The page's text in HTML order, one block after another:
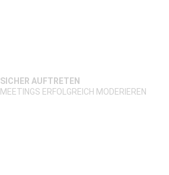
SICHER AUFTRETEN
MEETINGS ERFOLGREICH MODERIEREN